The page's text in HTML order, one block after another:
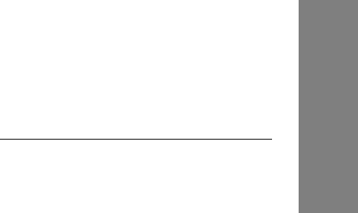
YOURS